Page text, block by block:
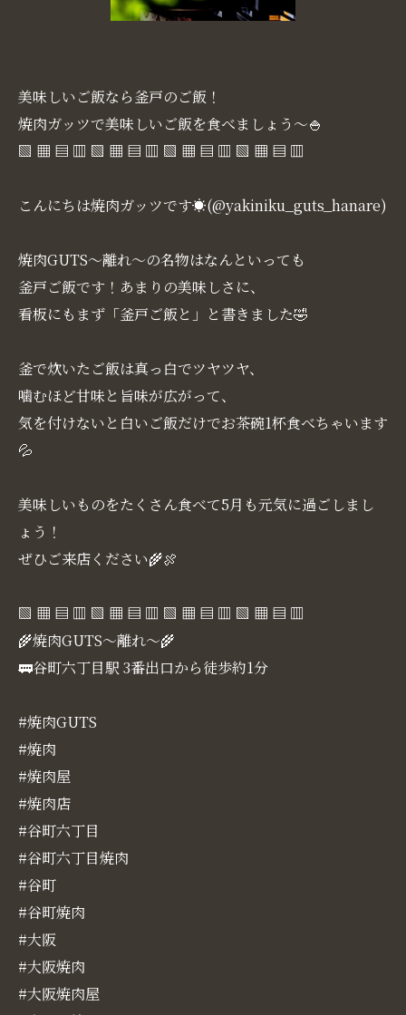
美味しいご飯なら釜戸のご飯！
焼肉ガッツで美味しいご飯を食べましょう～🍚
▧ ▦ ▤ ▥ ▧ ▦ ▤ ▥ ▧ ▦ ▤ ▥ ▧ ▦ ▤ ▥
こんにちは焼肉ガッツです☀(@yakiniku_guts_hanare)
焼肉GUTS～離れ～の名物はなんといっても
釜戸ご飯です！あまりの美味しさに、
看板にもまず「釜戸ご飯と」と書きました🤣
釜で炊いたご飯は真っ白でツヤツヤ、
噛むほど甘味と旨味が広がって、
気を付けないと白いご飯だけでお茶碗1杯食べちゃいます
💦
美味しいものをたくさん食べて5月も元気に過ごしまし
ょう！
ぜひご来店ください🌾🍖
▧ ▦ ▤ ▥ ▧ ▦ ▤ ▥ ▧ ▦ ▤ ▥ ▧ ▦ ▤ ▥
🌾焼肉GUTS～離れ～🌾
🚃谷町六丁目駅 3番出口から徒歩約1分
#焼肉GUTS
#焼肉
#焼肉屋
#焼肉店
#谷町六丁目
#谷町六丁目焼肉
#谷町
#谷町焼肉
#大阪
#大阪焼肉
#大阪焼肉屋